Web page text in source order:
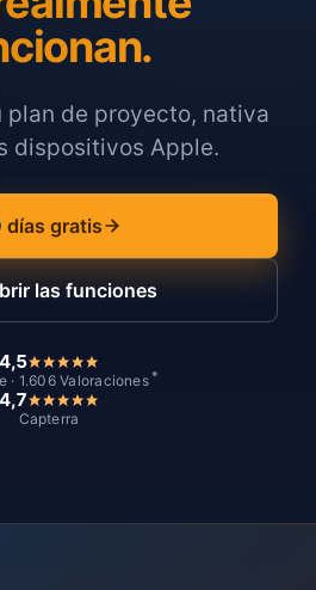
plan de proyecto, nativa
dispositivos Apple.
días gratis
las funciones
4,5
· 1.606 Valoraciones *
4,7
Capterra